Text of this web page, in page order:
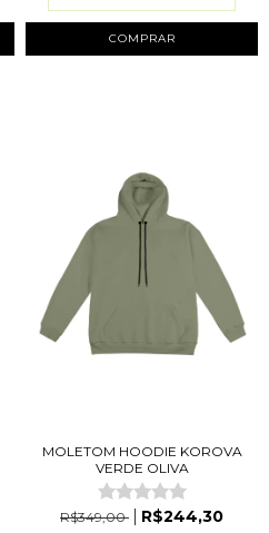
COMPRAR
MOLETOM HOODIE KOROVA
VERDE OLIVA
R$349,00 R$244,30